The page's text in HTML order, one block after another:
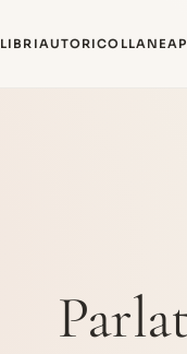
LIBRIAUTORICOLLANE